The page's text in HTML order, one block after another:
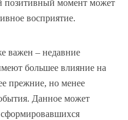
позитивный момент может
восприятие.
важен – недавние
большее влияние на
прежние, но менее
Данное может